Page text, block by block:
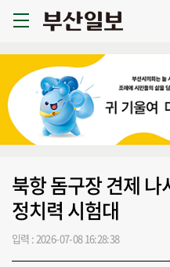
북항 돔구장 견제 나
정치력 시험대
입력 : 2026-07-08 16:28:38